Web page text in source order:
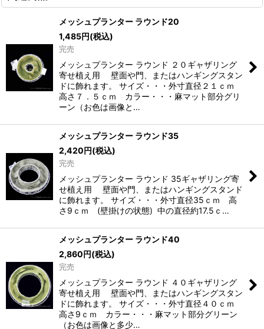
メッシュプランター ラウンド20
1,485円(税込)
完売
メッシュプランター ラウンド ２０ギャザリング
寄せ植え用 壁面や門、またはハンギングスタン
ドに飾れます。 サイズ・・・外寸直径２１ｃｍ
高さ７．５ｃｍ カラー・・・麻マット部分グリ
ーン（お色は画像と…
メッシュプランター ラウンド35
2,420円(税込)
完売
メッシュプランター ラウンド 35ギャザリング寄
せ植え用 壁面や門、またはハンギングスタンド
に飾れます。 サイズ・・・外寸直径35ｃｍ 高
さ9ｃｍ (壁掛けの状態) 中の直径約17.5ｃ…
メッシュプランター ラウンド40
2,860円(税込)
完売
メッシュプランター ラウンド ４０ギャザリング
寄せ植え用 壁面や門、またはハンギングスタン
ドに飾れます。 サイズ・・・外寸直径４０ｃｍ
高さ9ｃｍ カラー・・・麻マット部分グリーン
（お色は画像と多少…